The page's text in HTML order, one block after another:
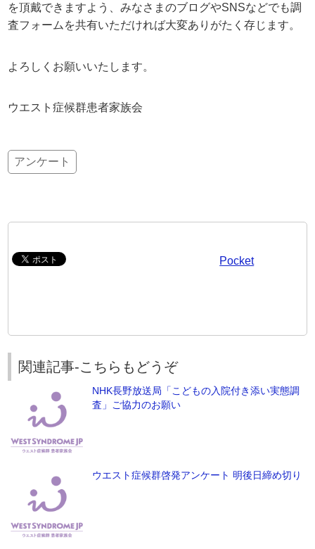
を頂戴できますよう、みなさまのブログやSNSなどでも調
査フォームを共有いただければ大変ありがたく存じます。
よろしくお願いいたします。
ウエスト症候群患者家族会
アンケート
Pocket
関連記事-こちらもどうぞ
NHK長野放送局「こどもの入院付き添い実態調
査」ご協力のお願い
ウエスト症候群啓発アンケート 明後日締め切り